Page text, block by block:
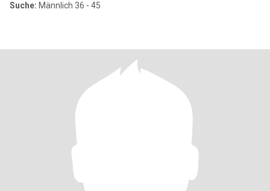
Suche: Männlich 36 - 45